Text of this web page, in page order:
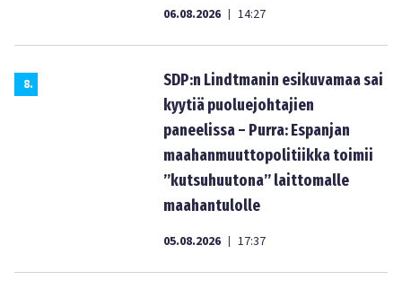
06.08.2026 | 14:27
8.
SDP:n Lindtmanin esikuvamaa sai
kyytiä puoluejohtajien
paneelissa – Purra: Espanjan
maahanmuuttopolitiikka toimii
”kutsuhuutona” laittomalle
maahantulolle
05.08.2026 | 17:37